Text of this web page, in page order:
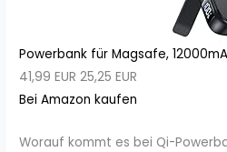
Powerbank für Magsafe,
41,99 EUR 25,25 EUR
Bei Amazon kaufen
Worauf kommt es bei Qi-